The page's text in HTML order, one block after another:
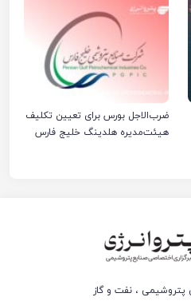
ضرب‌الاجل بورس برای تعیین تکلیف
هیئت‌مدیره هلدینگ خلیج فارس
پتروشیمی ، نفت و گاز